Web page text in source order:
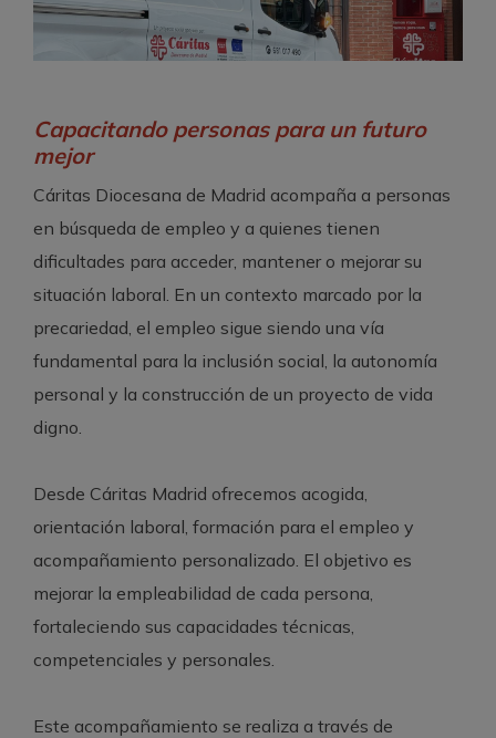
Capacitando personas para un futuro
mejor
Cáritas Diocesana de Madrid acompaña a personas
en búsqueda de empleo y a quienes tienen
dificultades para acceder, mantener o mejorar su
situación laboral. En un contexto marcado por la
precariedad, el empleo sigue siendo una vía
fundamental para la inclusión social, la autonomía
personal y la construcción de un proyecto de vida
digno.
Desde Cáritas Madrid ofrecemos acogida,
orientación laboral, formación para el empleo y
acompañamiento personalizado. El objetivo es
mejorar la empleabilidad de cada persona,
fortaleciendo sus capacidades técnicas,
competenciales y personales.
Este acompañamiento se realiza a través de